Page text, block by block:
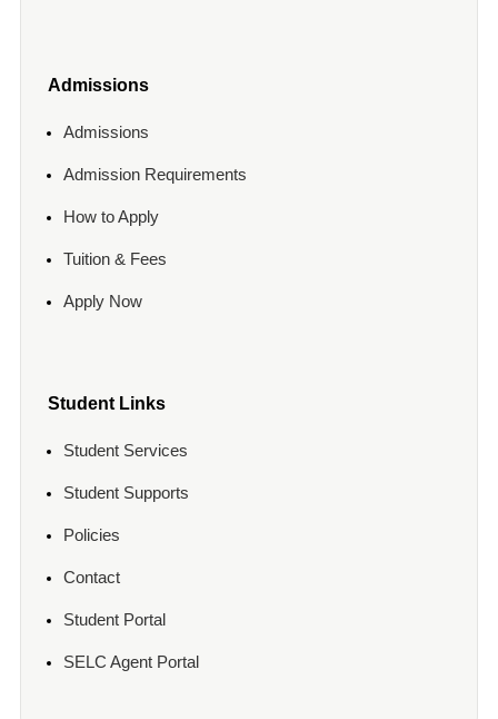
Admissions
Admissions
Admission Requirements
How to Apply
Tuition & Fees
Apply Now
Student Links
Student Services
Student Supports
Policies
Contact
Student Portal
SELC Agent Portal